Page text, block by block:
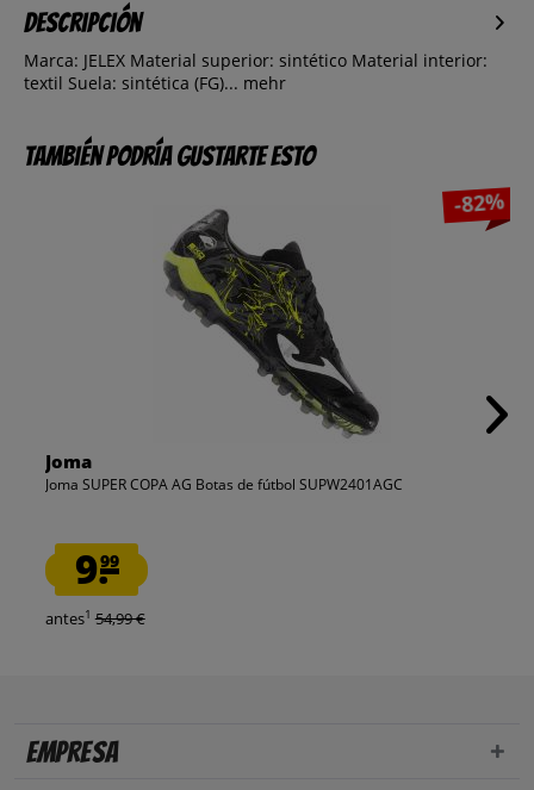
Descripción
Marca: JELEX Material superior: sintético Material interior:
textil Suela: sintética (FG)... mehr
También podría gustarte esto
-82%
Joma
Joma SUPER COPA AG Botas de fútbol SUPW2401AGC
9.99
antes1 54,99 €
Empresa